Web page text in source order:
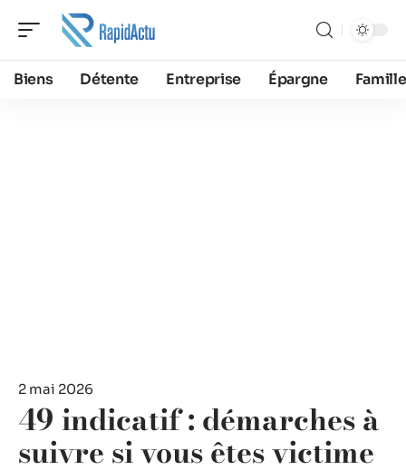
Biens Détente Entreprise Épargne Famille
2 mai 2026
49 indicatif : démarches à
suivre si vous êtes victime